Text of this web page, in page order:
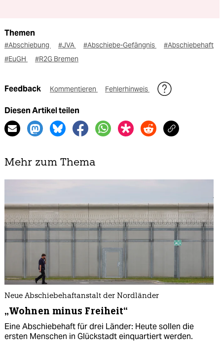
Themen
#Abschiebung #JVA #Abschiebe-Gefängnis
#Abschiebehaft
#EuGH
#R2G Bremen
Feedback Kommentieren Fehlerhinweis
Diesen Artikel teilen
Mehr zum Thema
Neue Abschiebehaftanstalt der Nordländer
„Wohnen minus Freiheit“
Eine Abschiebehaft für drei Länder: Heute sollen die
ersten Menschen in Glückstadt einquartiert werden.